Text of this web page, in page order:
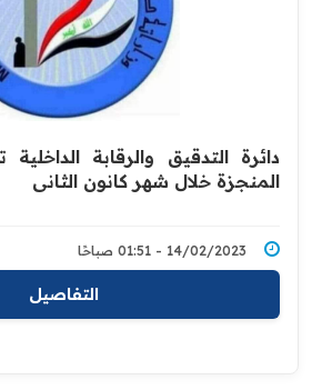
دائرة التدقيق والرقابة
المنجزة خلال شهر كانون الثاني
14/02/2023 - 01:51 صباحًا
التفاصيل